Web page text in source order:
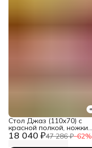
18 040 ₽47 286 ₽−62%
Cтол Джаз (110х70) с
красной полкой, ножки
чёрного цвета